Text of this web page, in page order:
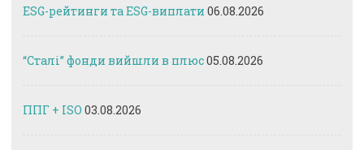
ESG-рейтинги та ESG-виплати 06.08.2026
“Сталі” фонди вийшли в плюс05.08.2026
ППГ + ISO 03.08.2026